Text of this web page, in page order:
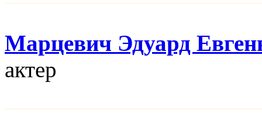
Марцевич Эдуард
актер